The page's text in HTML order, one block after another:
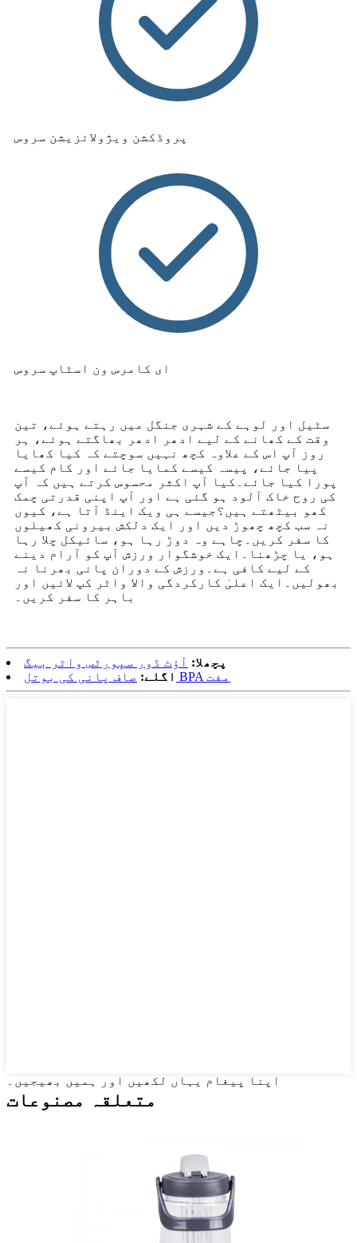
پروڈکشن ویژولائزیشن سروس
ای کامرس ون اسٹاپ سروس
سٹیل اور لوہے کے شہری جنگل میں رہتے ہوئے، تین
وقت کے کھانے کے لیے ادھر ادھر بھاگتے ہوئے، ہر
روز آپ اس کے علاوہ کچھ نہیں سوچتے کہ کیا کھایا
پیا جائے، پیسہ کیسے کمایا جائے اور کام کیسے
پورا کیا جائے۔کیا آپ اکثر محسوس کرتے ہیں کہ آپ
کی روح خاک آلود ہو گئی ہے اور آپ اپنی قدرتی چمک
کھو بیٹھتے ہیں؟جیسے ہی ویک اینڈ آتا ہے، کیوں
نہ سب کچھ چھوڑ دیں اور ایک دلکش بیرونی کھیلوں
کا سفر کریں۔چاہے وہ دوڑ رہا ہو، سائیکل چلا رہا
ہو، یا چڑھنا۔ایک خوشگوار ورزش آپ کو آرام دینے
کے لیے کافی ہے۔ورزش کے دوران پانی بھرنا نہ
بھولیں۔ایک اعلیٰ کارکردگی والا واٹر کپ لائیں اور
باہر کا سفر کریں۔
پچھلا: آؤٹ ڈور سپورٹس واٹر بیگ
اگلے:
صاف پانی کی بوتل BPA مفت
اپنا پیغام یہاں لکھیں اور ہمیں بھیجیں۔
متعلقہ مصنوعات